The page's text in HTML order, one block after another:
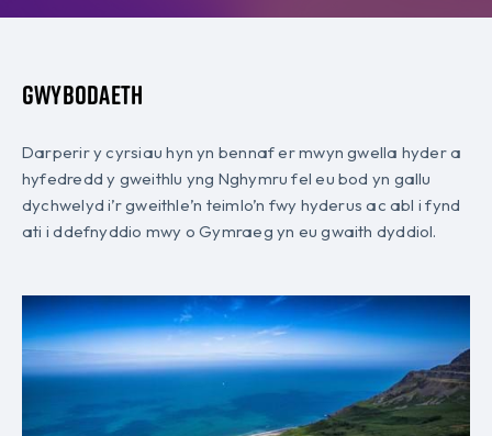
Gwybodaeth
Darperir y cyrsiau hyn yn bennaf er mwyn gwella hyder a
hyfedredd y gweithlu yng Nghymru fel eu bod yn gallu
dychwelyd i’r gweithle’n teimlo’n fwy hyderus ac abl i fynd
ati i ddefnyddio mwy o Gymraeg yn eu gwaith dyddiol.